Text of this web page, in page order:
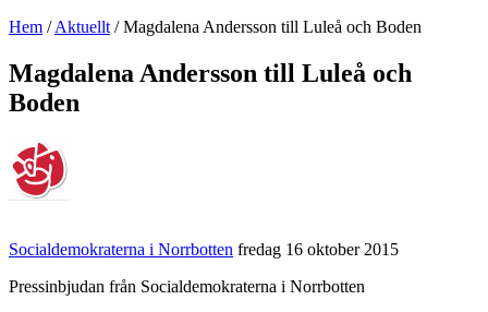
Hem /Aktuellt /Magdalena Andersson till Luleå och Boden
Magdalena Andersson till Luleå och
Boden
Socialdemokraterna i Norrbotten fredag 16 oktober 2015
Pressinbjudan från Socialdemokraterna i Norrbotten